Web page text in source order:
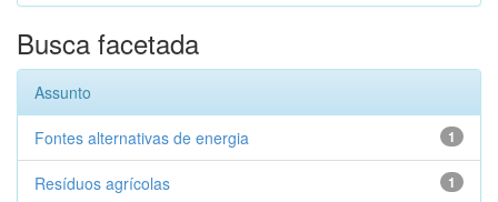
Busca facetada
Assunto
1
Fontes alternativas de energia
1
Resíduos agrícolas